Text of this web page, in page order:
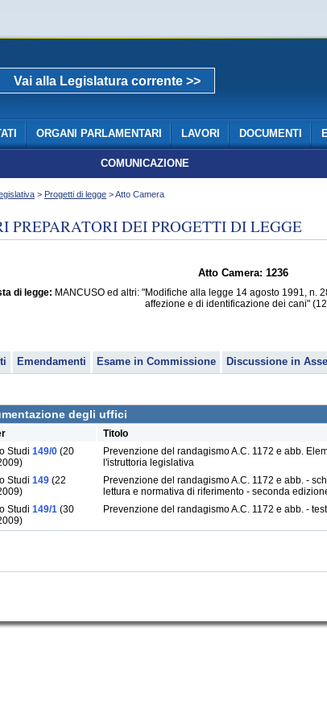
Vai alla Legislatura corrente >>
ORGANI PARLAMENTARI LAVORI DOCUMENTI
COMUNICAZIONE
> Progetti di legge > Atto Camera
PREPARATORI DEI PROGETTI DI LEGGE
Atto Camera: 1236
di legge: MANCUSO ed altri: "Modifiche alla legge 14 agosto 1991, n.
affezione e di identificazione dei cani"
Emendamenti Esame in Commissione Discussione in
degli uffici
Titolo
Studi 149/0 (20
Prevenzione del randagismo A.C. 1172 e abb.
l'istruttoria legislativa
Studi 149 (22
Prevenzione del randagismo A.C. 1172 e abb. -
lettura e normativa di riferimento - seconda
Studi 149/1 (30
Prevenzione del randagismo A.C. 1172 e abb. -